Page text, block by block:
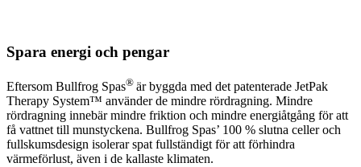
Spara energi och pengar
Eftersom Bullfrog Spas® är byggda med det patenterade JetPak
Therapy System™ använder de mindre rördragning. Mindre
rördragning innebär mindre friktion och mindre energiåtgång för att
få vattnet till munstyckena. Bullfrog Spas’ 100 % slutna celler och
fullskumsdesign isolerar spat fullständigt för att förhindra
värmeförlust, även i de kallaste klimaten.